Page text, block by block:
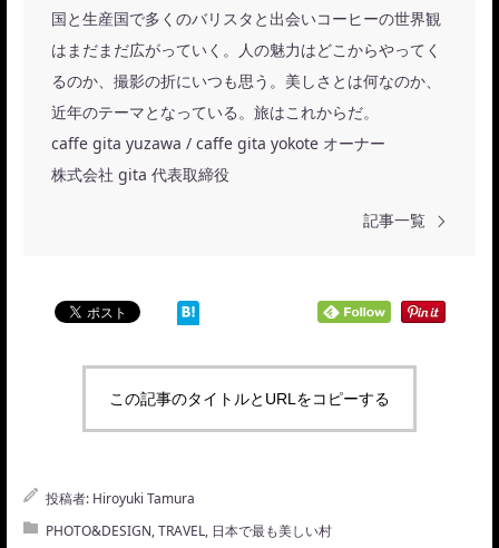
国と生産国で多くのバリスタと出会いコーヒーの世界観
はまだまだ広がっていく。人の魅力はどこからやってく
るのか、撮影の折にいつも思う。美しさとは何なのか、
近年のテーマとなっている。旅はこれからだ。
caffe gita yuzawa / caffe gita yokote オーナー
株式会社 gita 代表取締役
記事一覧
この記事のタイトルとURLをコピーする
投稿者: Hiroyuki Tamura
PHOTO&DESIGN,TRAVEL, 日本で最も美しい村